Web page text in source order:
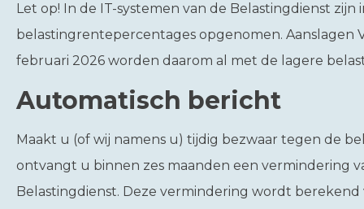
Let op! In de IT-systemen van de Belastingdienst zijn
belastingrentepercentages opgenomen. Aanslagen
februari 2026 worden daarom al met de lagere
Automatisch bericht
Maakt u (of wij namens u) tijdig bezwaar tegen de
ontvangt u binnen zes maanden een vermindering
Belastingdienst. Deze vermindering wordt